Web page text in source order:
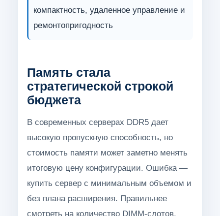
компактность, удаленное управление и
ремонтопригодность
Память стала
стратегической строкой
бюджета
В современных серверах DDR5 дает
высокую пропускную способность, но
стоимость памяти может заметно менять
итоговую цену конфигурации. Ошибка —
купить сервер с минимальным объемом и
без плана расширения. Правильнее
смотреть на количество DIMM-слотов,